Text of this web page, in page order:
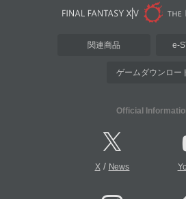
関連商品 e-
ゲームダウンロー
Official
X/ News